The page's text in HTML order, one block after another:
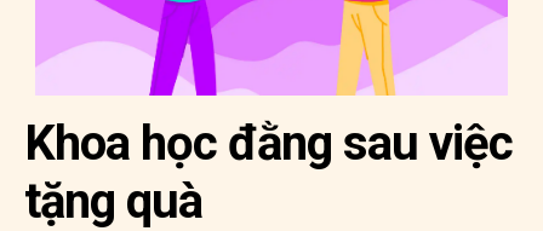
Khoa học đằng sau việc
tặng quà